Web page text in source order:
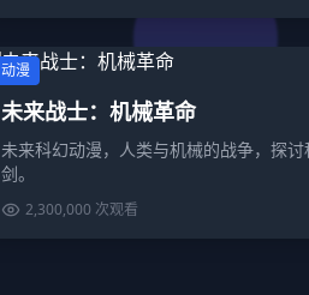
动漫
未来战士：机械革命
未来科幻动漫，人类与机械的战争，探
剑。
2,300,000 次观看